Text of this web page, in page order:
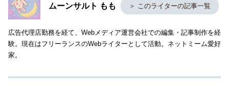
ムーンサルト もも ＞ このライターの記事一覧
広告代理店勤務を経て、Webメディア運営会社での編集・記事制作を経
験。現在はフリーランスのWebライターとして活動。ネットミーム愛好
家。